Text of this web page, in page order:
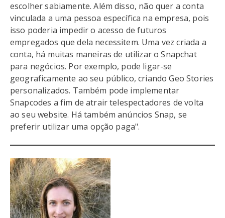
escolher sabiamente. Além disso, não quer a conta
vinculada a uma pessoa específica na empresa, pois
isso poderia impedir o acesso de futuros
empregados que dela necessitem. Uma vez criada a
conta, há muitas maneiras de utilizar o Snapchat
para negócios. Por exemplo, pode ligar-se
geograficamente ao seu público, criando Geo Stories
personalizados. Também pode implementar
Snapcodes a fim de atrair telespectadores de volta
ao seu website. Há também anúncios Snap, se
preferir utilizar uma opção paga".